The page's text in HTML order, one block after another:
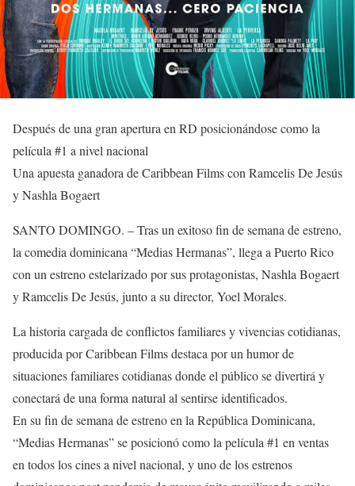
Después de una gran apertura en RD posicionándose como la
película #1 a nivel nacional
Una apuesta ganadora de Caribbean Films con Ramcelis De Jesús
y Nashla Bogaert
SANTO DOMINGO. – Tras un exitoso fin de semana de estreno,
la comedia dominicana “Medias Hermanas”, llega a Puerto Rico
con un estreno estelarizado por sus protagonistas, Nashla Bogaert
y Ramcelis De Jesús, junto a su director, Yoel Morales.
La historia cargada de conflictos familiares y vivencias cotidianas,
producida por Caribbean Films destaca por un humor de
situaciones familiares cotidianas donde el público se divertirá y
conectará de una forma natural al sentirse identificados.
En su fin de semana de estreno en la República Dominicana,
“Medias Hermanas” se posicionó como la película #1 en ventas
en todos los cines a nivel nacional, y uno de los estrenos